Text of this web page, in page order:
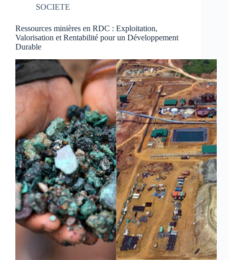
SOCIETE
Ressources minières en RDC : Exploitation,
Valorisation et Rentabilité pour un Développement
Durable